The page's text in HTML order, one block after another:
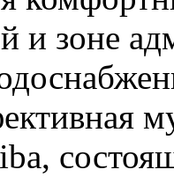
и зоне